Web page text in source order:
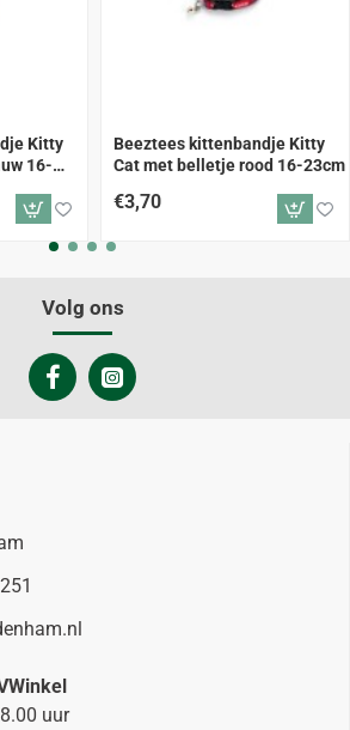
Kitty
16-
Beeztees kittenbandje Kitty
Cat met belletje rood 16-23cm
€3,70
Volg ons
uur